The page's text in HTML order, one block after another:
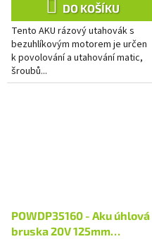
DO KOŠÍKU
Tento AKU rázový utahovák s
bezuhlíkovým motorem je určen
k povolování a utahování matic,
šroubů...
POWDP35160 - Aku úhlová
bruska 20V 125mm